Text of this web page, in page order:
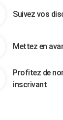
Suivez vos
Mettez en
Profitez de
inscrivant